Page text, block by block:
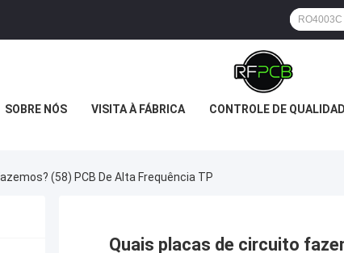
SOBRE NÓS VISITA À FÁBRICA CONTROLE DE
(58) PCB De Alta Frequência TP
Quais placas de circuito